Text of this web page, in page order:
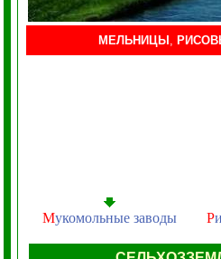
МЕЛЬНИЦЫ ,
Мукомольные заводы Р